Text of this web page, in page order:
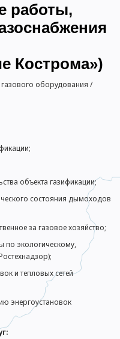
работы,
Кострома»)
оборудования /
объекта газификации;
состояния дымоходов
за газовое хозяйство;
по экологическому,
и тепловых сетей
энергоустановок